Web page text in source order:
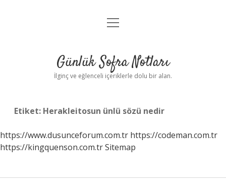
Anasayfa
Yasal Uyarı
menüyü
Günlük Sofra Notları
İlginç ve eğlenceli içeriklerle dolu bir alan.
Etiket: Herakleitosun ünlü sözü nedir
https://www.dusunceforum.com.tr https://codeman.com.tr
https://kingquenson.com.trSitemap